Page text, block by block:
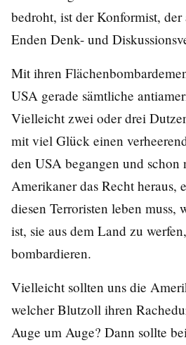
bedroht, ist der Konformist,
Enden Denk- und
Mit ihren
USA gerade sämtliche
Vielleicht zwei oder drei
mit viel Glück einen
den USA begangen und schon
Amerikaner das Recht heraus,
diesen Terroristen leben muss,
ist, sie aus dem Land zu
bombardieren.
Vielleicht sollten uns die
welcher Blutzoll ihren
Auge um Auge? Dann sollte